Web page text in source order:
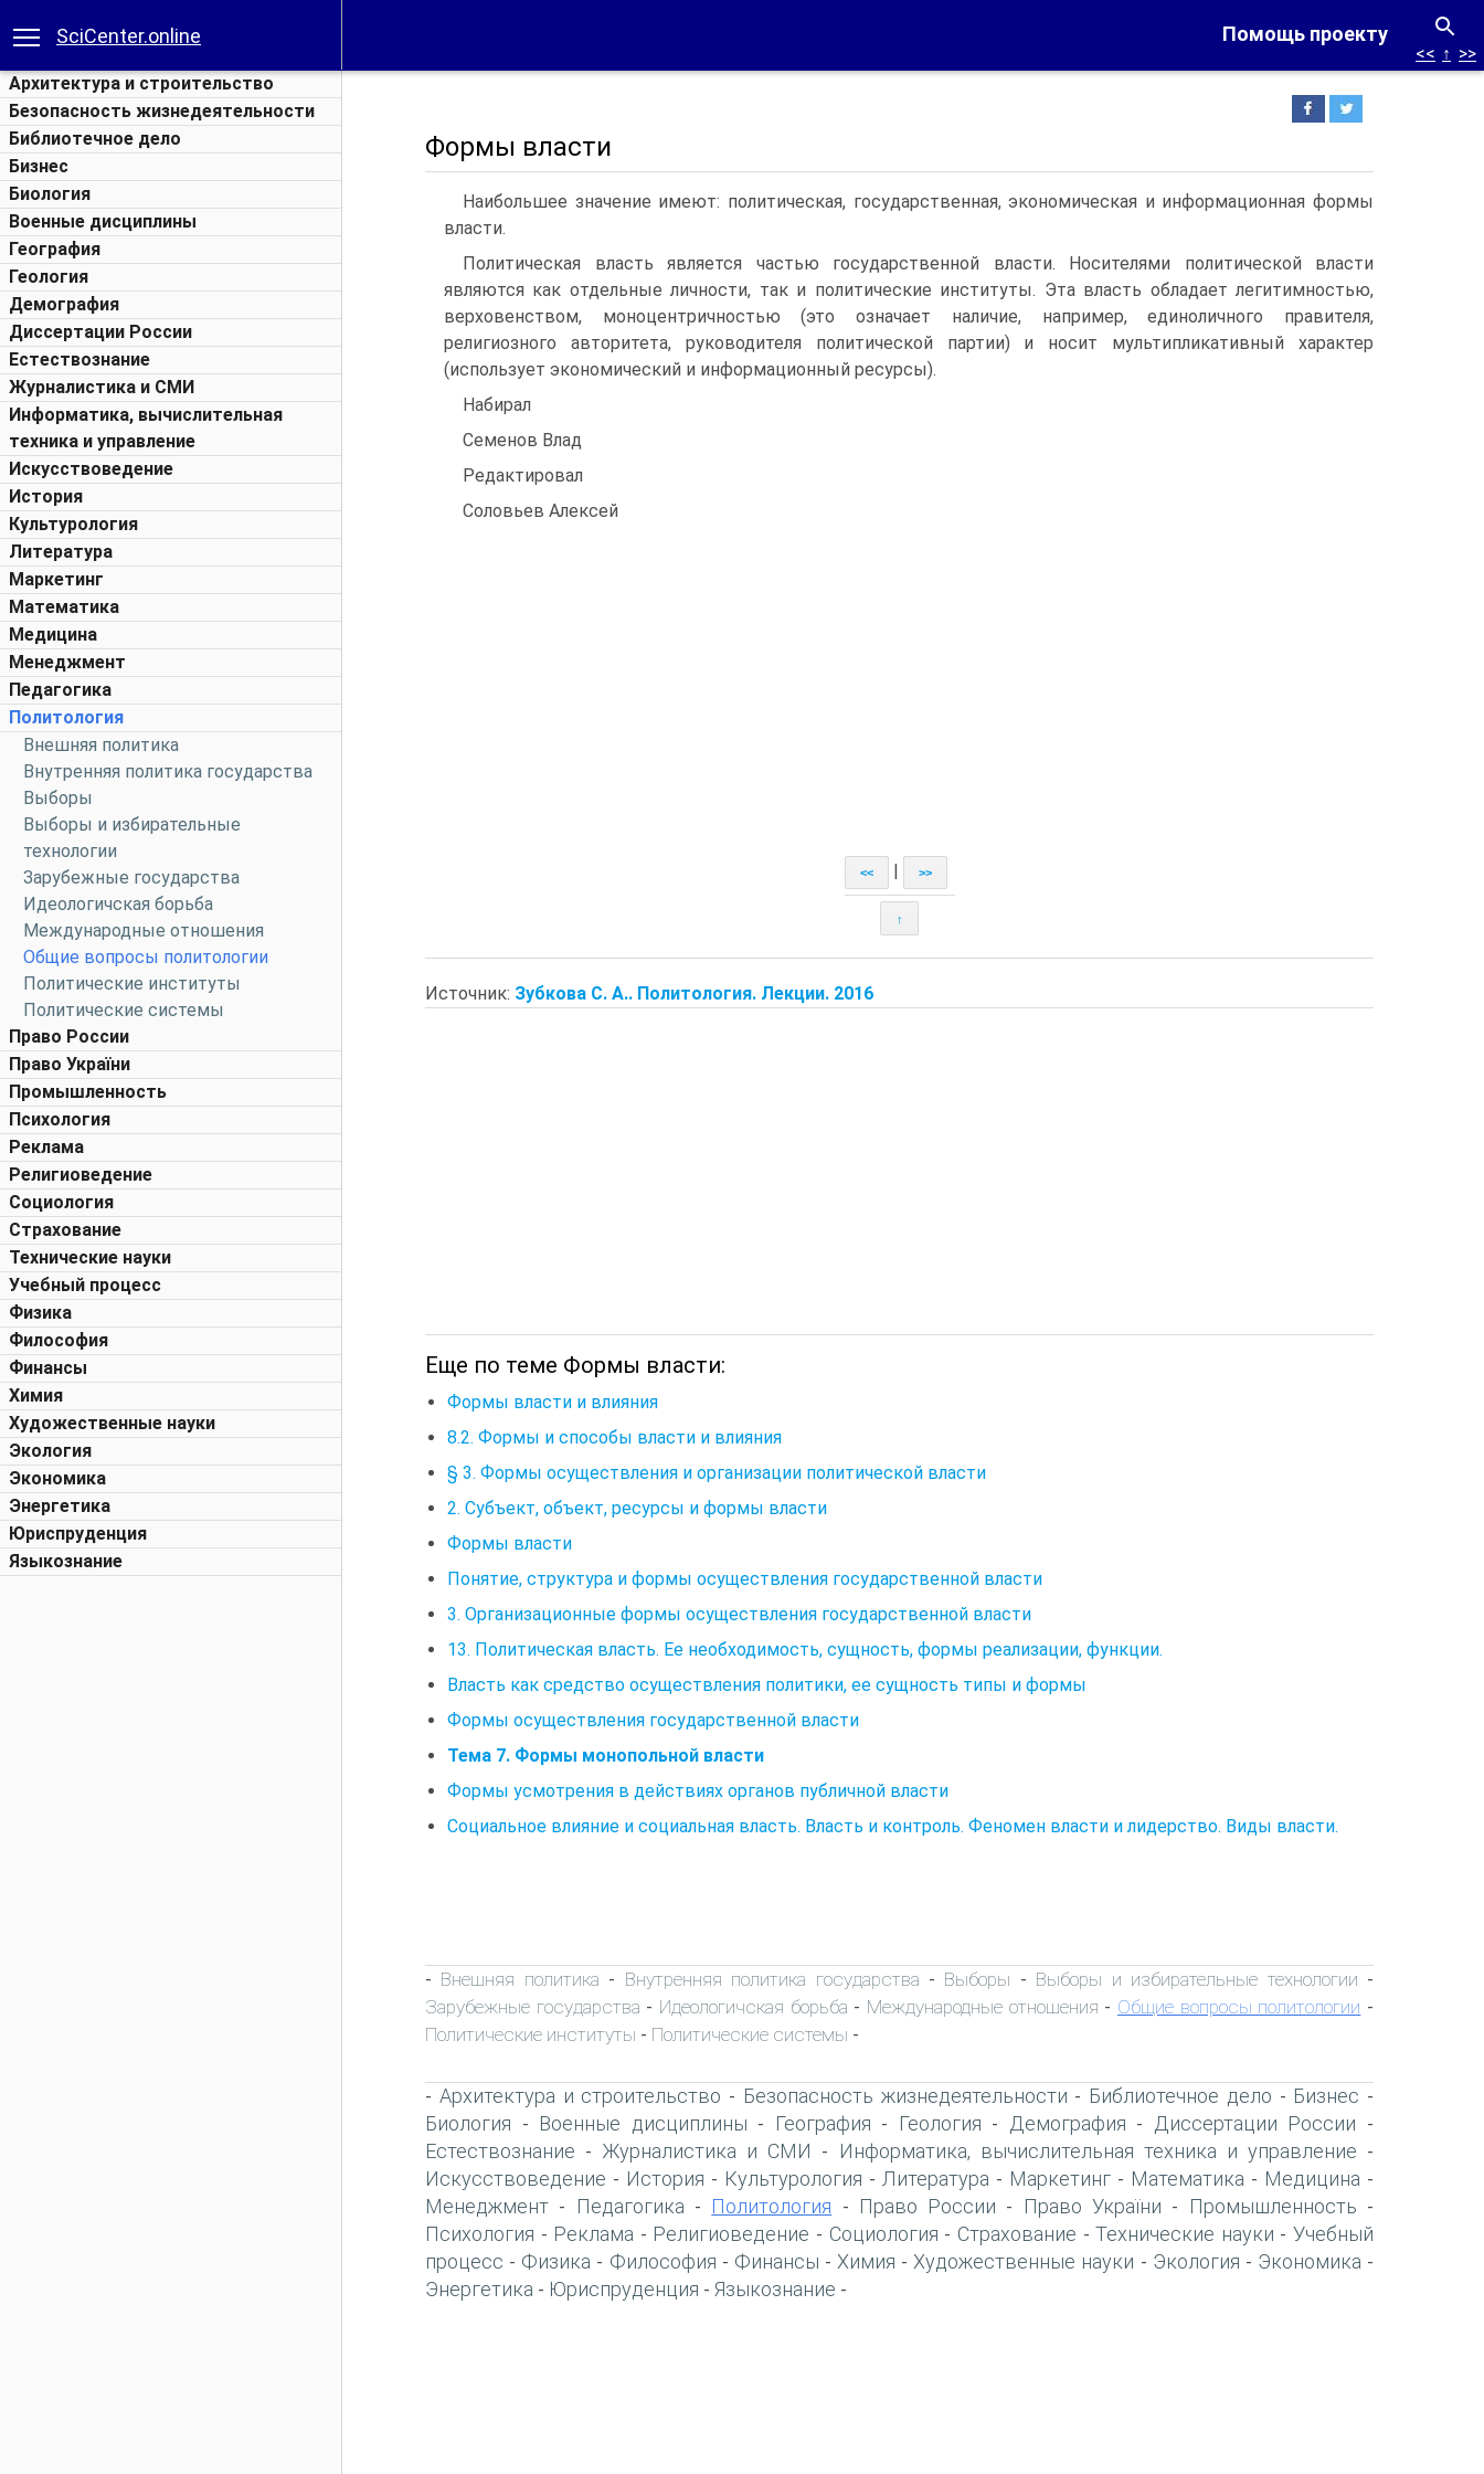
Помощь проекту
SciCenter.online
Архитектура и строительство
Безопасность жизнедеятельности
Библиотечное дело
Бизнес
Биология
Военные дисциплины
География
Геология
Демография
Диссертации России
Естествознание
Журналистика и СМИ
Информатика, вычислительная
техника и управление
Искусствоведение
История
Культурология
Литература
Маркетинг
Математика
Медицина
Менеджмент
Педагогика
Политология
Внешняя политика
Внутренняя политика государства
Выборы
Выборы и избирательные
технологии
Зарубежные государства
Идеологичская борьба
Международные отношения
Общие вопросы политологии
Политические институты
Политические системы
Право России
Право України
Промышленность
Психология
Реклама
Религиоведение
Социология
Страхование
Технические науки
Учебный процесс
Физика
Философия
Финансы
Химия
Художественные науки
Экология
Экономика
Энергетика
Юриспруденция
Языкознание
<< ↑ >>
Формы власти
Наибольшее значение имеют: политическая, государственная, экономическая и информационная формы
власти.
Политическая власть является частью государственной власти. Носителями политической власти
являются как отдельные личности, так и политические институты. Эта власть обладает легитимностью,
верховенством, моноцентричностью (это означает наличие, например, единоличного правителя,
религиозного авторитета, руководителя политической партии) и носит мультипликативный характер
(использует экономический и информационный ресурсы).
Набирал
Семенов Влад
Редактировал
Соловьев Алексей
<< >>
↑
Источник: Зубкова С. А.. Политология. Лекции. 2016
Еще по теме Формы власти:
Формы власти и влияния
8.2. Формы и способы власти и влияния
§ 3. Формы осуществления и организации политической власти
2. Субъект, объект, ресурсы и формы власти
Формы власти
Понятие, структура и формы осуществления государственной власти
3. Организационные формы осуществления государственной власти
13. Политическая власть. Ее необходимость, сущность, формы реализации, функции.
Власть как средство осуществления политики, ее сущность типы и формы
Формы осуществления государственной власти
Тема 7. Формы монопольной власти
Формы усмотрения в действиях органов публичной власти
Социальное влияние и социальная власть. Власть и контроль. Феномен власти и лидерство. Виды власти.
- Внешняя политика - Внутренняя политика государства - Выборы - Выборы и избирательные технологии -
Зарубежные государства - Идеологичская борьба - Международные отношения - Общие вопросы политологии -
Политические институты - Политические системы -
- Архитектура и строительство - Безопасность жизнедеятельности - Библиотечное дело - Бизнес -
Биология - Военные дисциплины - География - Геология - Демография - Диссертации России -
Естествознание - Журналистика и СМИ - Информатика, вычислительная техника и управление -
Искусствоведение - История - Культурология - Литература - Маркетинг - Математика - Медицина -
Менеджмент - Педагогика - Политология - Право России - Право України - Промышленность -
Психология - Реклама - Религиоведение - Социология - Страхование -Технические науки -Учебный
процесс - Физика - Философия - Финансы - Химия - Художественные науки - Экология - Экономика -
Энергетика - Юриспруденция - Языкознание -